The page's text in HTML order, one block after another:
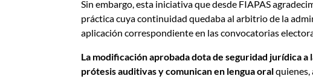
Sin embargo, esta iniciativa que desde FIAPAS
práctica cuya continuidad quedaba al arbitrio de la
aplicación correspondiente en las convocatorias
La modificación aprobada dota de seguridad jurídica a
prótesis auditivas y comunican en lengua oralquienes,